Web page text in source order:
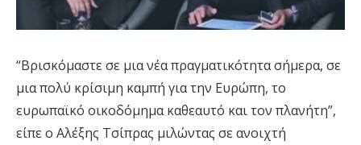
“Βρισκόμαστε σε μια νέα πραγματικότητα σήμερα, σε
μια πολύ κρίσιμη καμπή για την Ευρώπη, το
ευρωπαϊκό οικοδόμημα καθεαυτό και τον πλανήτη”,
είπε ο Αλέξης Τσίπρας μιλώντας σε ανοιχτή